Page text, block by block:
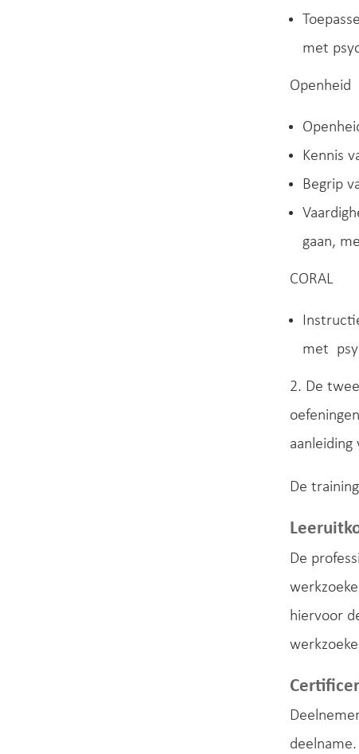
met
Openheid
Kennis
Begrip
gaan,
CORAL
met
2. De
De
De
hiervoor
deelname.